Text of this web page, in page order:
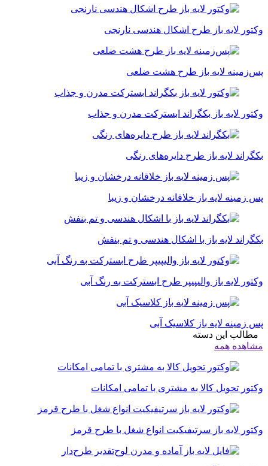
وکتور لایه باز طرح اشکال هندسی نارنجی
پس‌زمینه لایه باز طرح هشت ضلعی
وکتور لایه باز بکگراند ابسترکت مدرن و جذاب
بکگراند لایه باز طرح دایره‌های رنگی
پس زمینه لایه باز خلاقانه درخشان و زیبا
بکگراند لایه باز با اشکال هندسی و تم بنفش
وکتور لایه باز والیپیپر طرح ابسترکت به رنگ آبی
پس زمینه لایه باز کلاسیک آبی
مطالب این دسته
مشاهده همه
وکتور تحویل کالا به مشتری با تمامی امکانات
وکتور لایه باز سرتیفیکیت انواع شغل با طرح قرمز